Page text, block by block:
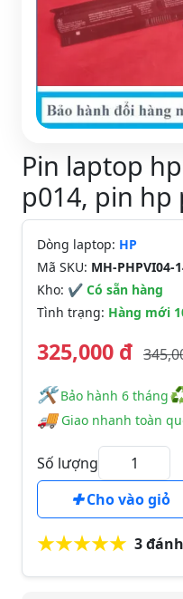
Pin laptop
p014, pin hp
Dòng laptop: HP
Mã SKU: MH-PHPVI04-
Kho: ✔ Có sẵn hàng
Tình trạng: Hàng mới
325,000 đ
🛠️️ Bảo hành 6 tháng
🚚Giao nhanh toàn
Số lượng
Cho vào giỏ
3